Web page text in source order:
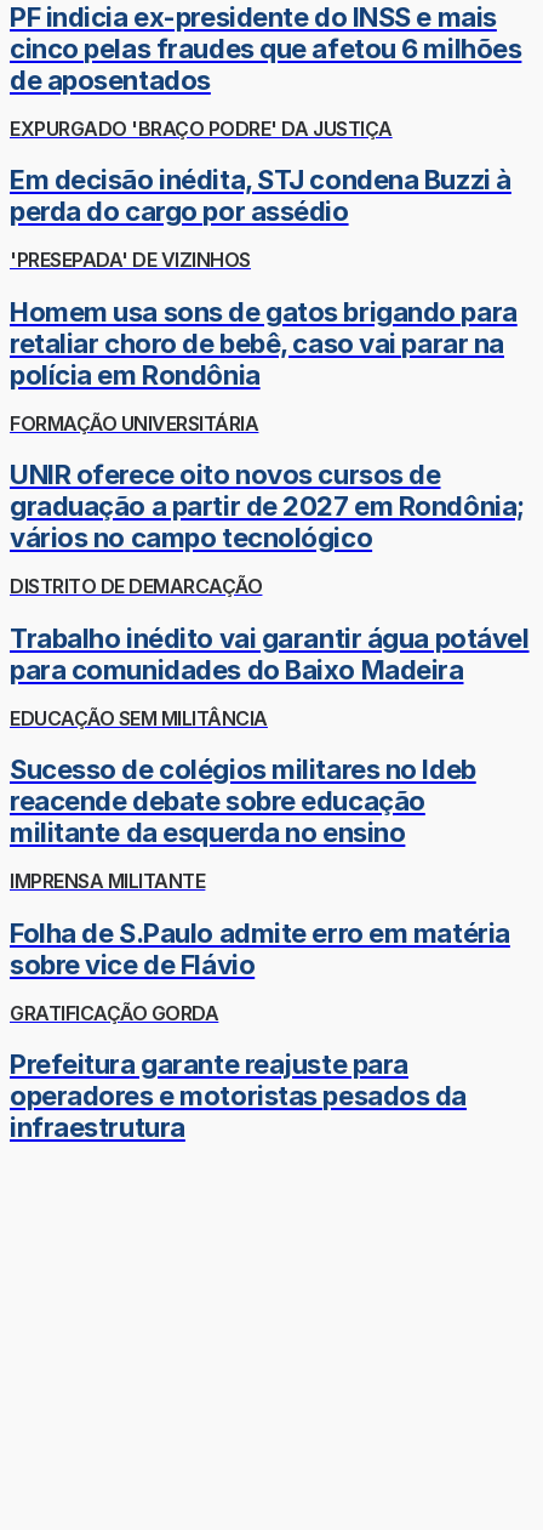
PF indicia ex-presidente do INSS e mais
cinco pelas fraudes que afetou 6 milhões
de aposentados
EXPURGADO 'BRAÇO PODRE' DA JUSTIÇA
Em decisão inédita, STJ condena Buzzi à
perda do cargo por assédio
'PRESEPADA' DE VIZINHOS
Homem usa sons de gatos brigando para
retaliar choro de bebê, caso vai parar na
polícia em Rondônia
FORMAÇÃO UNIVERSITÁRIA
UNIR oferece oito novos cursos de
graduação a partir de 2027 em Rondônia;
vários no campo tecnológico
DISTRITO DE DEMARCAÇÃO
Trabalho inédito vai garantir água potável
para comunidades do Baixo Madeira
EDUCAÇÃO SEM MILITÂNCIA
Sucesso de colégios militares no Ideb
reacende debate sobre educação
militante da esquerda no ensino
IMPRENSA MILITANTE
Folha de S.Paulo admite erro em matéria
sobre vice de Flávio
GRATIFICAÇÃO GORDA
Prefeitura garante reajuste para
operadores e motoristas pesados da
infraestrutura